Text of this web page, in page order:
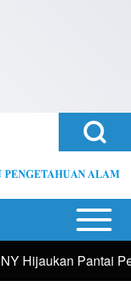
Search
Block
Open or
Close
horizontal
Hijaukan Pantai